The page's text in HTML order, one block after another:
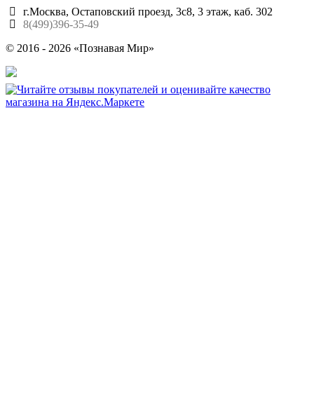
г.Москва, Остаповский проезд, 3с8, 3 этаж, каб. 302
8(499)396-35-49
© 2016 - 2026 «Познавая Мир»